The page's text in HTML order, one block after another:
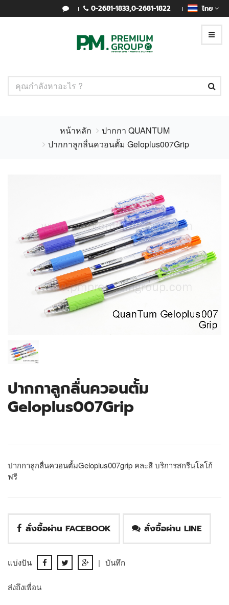
0-2681-1833,0-2681-1822 ไทย
หน้าหลัก
ปากกา QUANTUM
ปากกาลูกลื่นควอนตั้ม Geloplus007Grip
ปากกาลูกลื่นควอนตั้ม
Geloplus007Grip
ปากกาลูกลื่นควอนตั้มGeloplus007grip คละสี บริการสกรีนโลโก้
ฟรี
สั่งซื้อผ่าน FACEBOOK สั่งซื้อผ่าน LINE
แบ่งปัน | บันทึก
ส่งถึงเพื่อน